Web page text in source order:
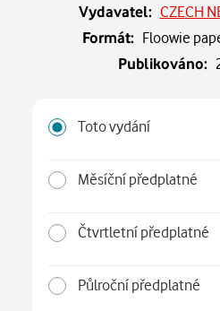
Vydavatel: CZECH
Formát: Floowie
Publikováno:
Toto vydání
Měsíční předplatné
Čtvrtletní předplatné
Půlroční předplatné